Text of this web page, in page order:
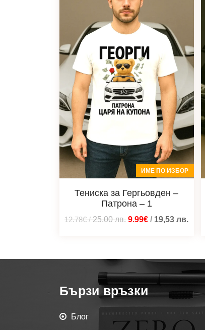
ИМЕ ПО ИЗБОР
Тениска за Гергьовден –
Патрона – 1
12.78€/25,00лв. 9.99€ / 19,53лв.
Бързи връзки
Блог